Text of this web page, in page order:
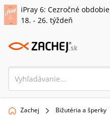
iPray 6: Cezročné obdobie
18. - 26. týždeň
Zachej Bižutéria a šperky